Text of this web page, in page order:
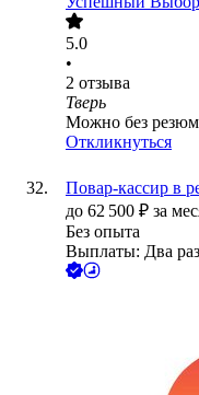
5.0
•
2 отзыва
Тверь
Можно без
Откликнуться
Повар-кассир в
до 62 500 ₽ за
Без опыта
Выплаты: Два